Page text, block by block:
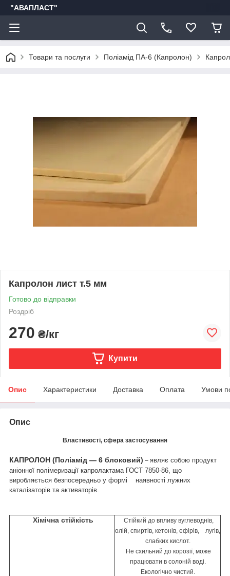
"АВАПЛАСТ"
Товари та послуги Поліамід ПА-6 (Капролон)
Капролон лист т.5 мм
Готово до відправки
Роздріб
270 ₴/кг
Купити
Опис Характеристики Доставка Оплата Умови
Опис
Властивості, сфера застосування
КАПРОЛОН (Поліамід — 6 блоковий) – являє собою продукт
аніонної полімеризації капролактама ГОСТ 7850-86, що
виробляється безпосередньо у формі наявності лужних
каталізаторів та активаторів.
Хімічна стійкість
Стійкий до впливу вуглеводнів,
олій, спиртів, кетонів, ефірів, лугів,
слабких кислот.
Не схильний до корозії, може
працювати в солоній воді.
Екологічно чистий.